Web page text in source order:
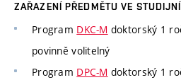
ZAŘAZENÍ PŘEDMĚTU VE
Program DKC-M doktorský 1
povinně volitelný
Program DPC-M doktorský 1